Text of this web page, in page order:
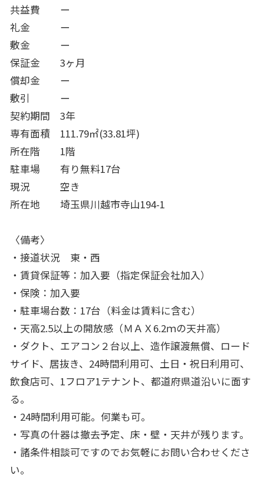
共益費 ー
礼金 ー
敷金 ー
保証金 3ヶ月
償却金 ー
敷引 ー
契約期間 3年
専有面積 111.79㎡(33.81坪)
所在階 1階
駐車場 有り無料17台
現況 空き
所在地 埼玉県川越市寺山194-1
〈備考〉
・接道状況 東・西
・賃貸保証等：加入要（指定保証会社加入）
・保険：加入要
・駐車場台数：17台（料金は賃料に含む）
・天高2.5以上の開放感（ＭＡＸ6.2ｍの天井高）
・ダクト、エアコン２台以上、造作譲渡無償、ロード
サイド、居抜き、24時間利用可、土日・祝日利用可、
飲食店可、1フロア1テナント、都道府県道沿いに面す
る。
・24時間利用可能。何業も可。
・写真の什器は撤去予定、床・壁・天井が残ります。
・諸条件相談可ですのでお気軽にお問い合わせくださ
い。